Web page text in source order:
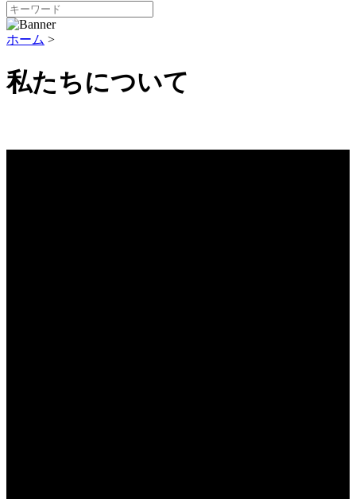
ホーム >
私たちについて